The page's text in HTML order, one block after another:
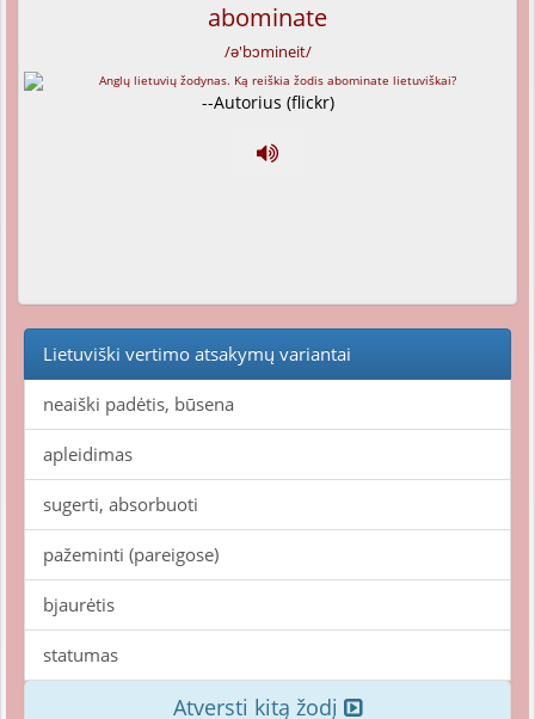
abominate
/ə'bɔmineit/
--Autorius (flickr)
Lietuviški vertimo atsakymų variantai
neaiški padėtis, būsena
apleidimas
sugerti, absorbuoti
pažeminti (pareigose)
bjaurėtis
statumas
Atversti kitą žodį